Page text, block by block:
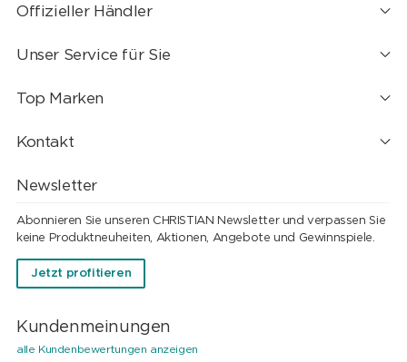
Offizieller Händler
Unser Service für Sie
Top Marken
Kontakt
Newsletter
Abonnieren Sie unseren CHRISTIAN Newsletter und verpassen Sie
keine Produktneuheiten, Aktionen, Angebote und Gewinnspiele.
Jetzt profitieren
Kundenmeinungen
alle Kundenbewertungen anzeigen